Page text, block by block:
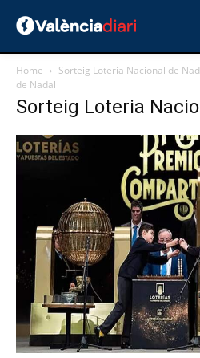
Home Sorteig Loteria Nacional de
de Nadal
Sorteig Loteria